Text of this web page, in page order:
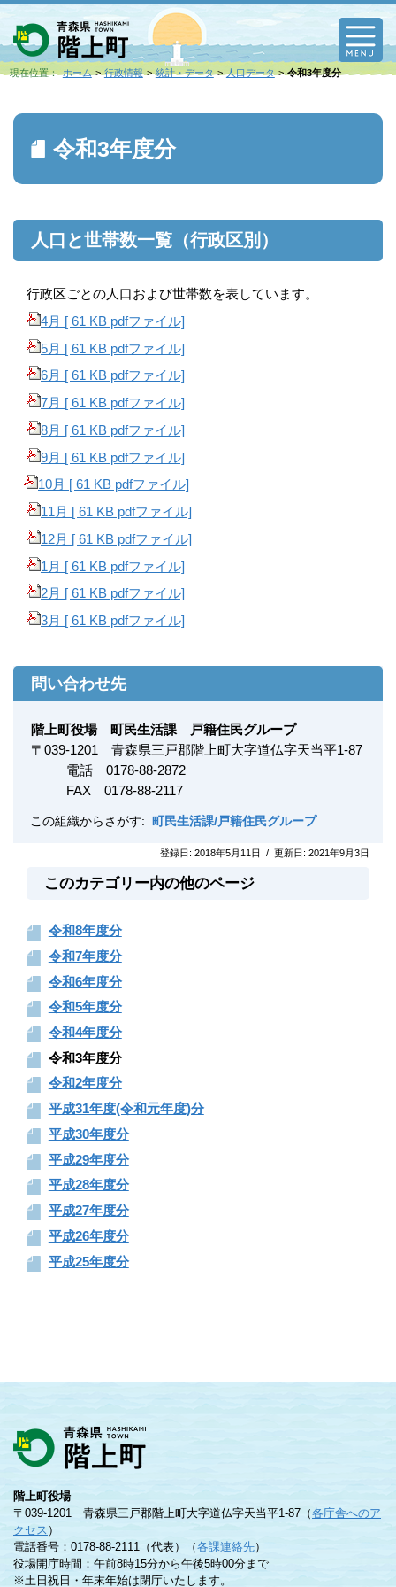
現在位置： ホーム 行政情報 統計・データ 人口データ 令和3年度分
令和3年度分
人口と世帯数一覧（行政区別）
行政区ごとの人口および世帯数を表しています。
4月 [ 61 KB pdfファイル]
5月 [ 61 KB pdfファイル]
6月 [ 61 KB pdfファイル]
7月 [ 61 KB pdfファイル]
8月 [ 61 KB pdfファイル]
9月 [ 61 KB pdfファイル]
10月 [ 61 KB pdfファイル]
11月 [ 61 KB pdfファイル]
12月 [ 61 KB pdfファイル]
1月 [ 61 KB pdfファイル]
2月 [ 61 KB pdfファイル]
3月 [ 61 KB pdfファイル]
問い合わせ先
階上町役場 町民生活課 戸籍住民グループ
〒 039-1201
青森県三戸郡階上町大字道仏字天当平1-87
電話 0178-88-2872
FAX 0178-88-2117
この組織からさがす: 町民生活課/戸籍住民グループ
登録日: 2018年5月11日 / 更新日: 2021年9月3日
このカテゴリー内の他のページ
令和8年度分
令和7年度分
令和6年度分
令和5年度分
令和4年度分
令和3年度分
令和2年度分
平成31年度(令和元年度)分
平成30年度分
平成29年度分
平成28年度分
平成27年度分
平成26年度分
平成25年度分
階上町役場
〒039-1201 青森県三戸郡階上町大字道仏字天当平1-87（各庁舎へのア
クセス ）
電話番号：0178-88-2111（代表）（各課連絡先）
役場開庁時間：午前8時15分から午後5時00分まで
※土日祝日・年末年始は閉庁いたします。